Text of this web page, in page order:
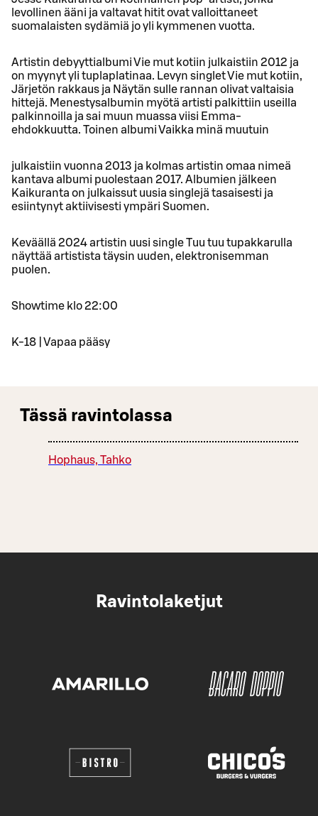
levollinen ääni ja valtavat hitit ovat valloittaneet
suomalaisten sydämiä jo yli kymmenen vuotta.
Artistin debyyttialbumi Vie mut kotiin julkaistiin 2012 ja
on myynyt yli tuplaplatinaa. Levyn singlet Vie mut kotiin,
Järjetön rakkaus ja Näytän sulle rannan olivat valtaisia
hittejä. Menestysalbumin myötä artisti palkittiin useilla
palkinnoilla ja sai muun muassa viisi Emma-
ehdokkuutta. Toinen albumi Vaikka minä muutuin
julkaistiin vuonna 2013 ja kolmas artistin omaa nimeä
kantava albumi puolestaan 2017. Albumien jälkeen
Kaikuranta on julkaissut uusia singlejä tasaisesti ja
esiintynyt aktiivisesti ympäri Suomen.
Keväällä 2024 artistin uusi single Tuu tuu tupakkarulla
näyttää artistista täysin uuden, elektronisemman
puolen.
Showtime klo 22:00
K-18 | Vapaa pääsy
Tässä ravintolassa
Hophaus, Tahko
Ravintolaketjut